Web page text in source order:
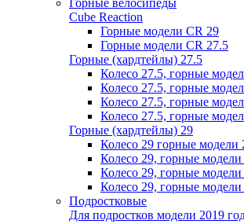
Горные велосипеды
Cube Reaction
Горные модели CR 29
Горные модели CR 27.5
Горные (хардтейлы) 27.5
Колесо 27.5, горные
Колесо 27.5, горные
Колесо 27.5, горные
Колесо 27.5, горные
Горные (хардтейлы) 29
Колесо 29 горные модели
Колесо 29, горные модели
Колесо 29, горные модели
Колесо 29, горные модели
Подростковые
Для подростков модели 2019